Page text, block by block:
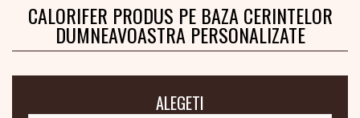
CALORIFER PRODUS PE BAZA CERINTELOR
DUMNEAVOASTRA PERSONALIZATE
ALEGETI